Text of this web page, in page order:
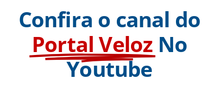
Confira o canal do
Portal Veloz No
Youtube